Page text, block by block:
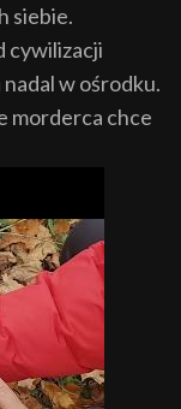
siebie.
cywilizacji
w ośrodku.
morderca chce